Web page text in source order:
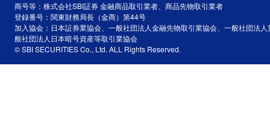
商号等：株式会社SBI証券 金融商品取引業者、商品先物取引業者
登録番号：関東財務局長（金商）第44号
加入協会：日本証券業協会、一般社団法人金融先物取引業協会、一般社団法
般社団法人日本暗号資産等取引業協会
© SBI SECURITIES Co., Ltd. ALL Rights Reserved.